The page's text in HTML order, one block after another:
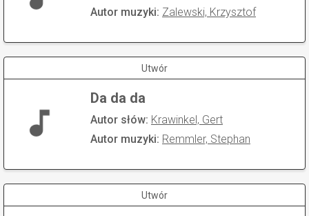
Autor muzyki: Zalewski, Krzysztof
Utwór
Da da da
Autor słów: Krawinkel, Gert
Autor muzyki: Remmler, Stephan
Utwór